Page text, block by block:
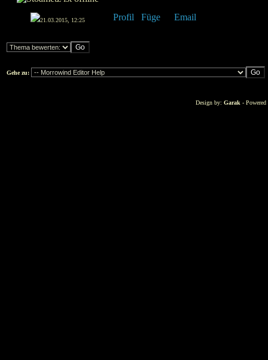
21.03.2015, 12:25
Gehe zu:
Design by: Garak -